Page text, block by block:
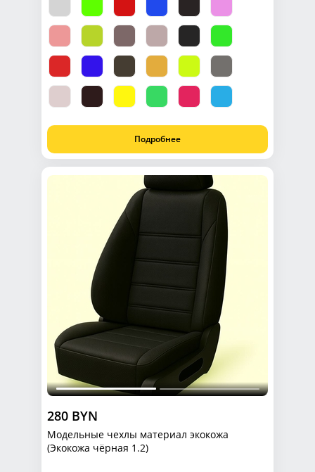
Подробнее
280 BYN
Модельные чехлы материал экокожа
(Экокожа чёрная 1.2)